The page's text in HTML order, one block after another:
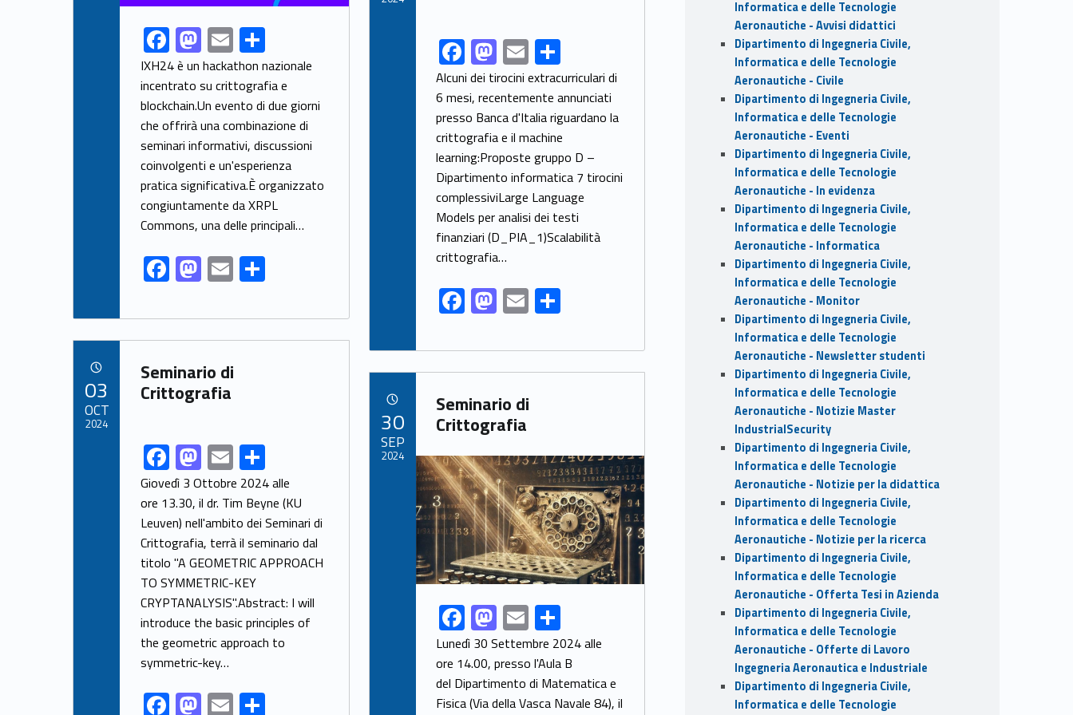
Link identifier share facebook archive #share-link-archive-64733F
ac
e
b
o
o
k
M
as
to
d
o
n
E
m
ai
l
S
h
ar
e
IXH24 è un hackathon nazionale
incentrato su crittografia e
blockchain.Un evento di due giorni
che offrirà una combinazione di
seminari informativi, discussioni
coinvolgenti e un'esperienza
pratica significativa.È organizzato
congiuntamente da XRPL
Commons, una delle principali…
F
ac
e
b
o
o
M
as
to
d
o
n
E
m
ai
l
S
ar
e
Link identifier share facebook archive #share-link-archive-7076 F
ac
e
b
o
o
k
M
as
to
d
o
n
E
m
ai
l
h
ar
e
Alcuni dei tirocini extracurriculari di
6 mesi, recentemente annunciati
presso Banca d'Italia riguardano la
crittografia e il machine
learning:Proposte gruppo D –
Dipartimento informatica 7 tirocini
complessiviLarge Language
Models per analisi dei testi
finanziari (D_PIA_1)Scalabilità
crittografia…
F
ac
e
b
o
o
k
M
as
to
d
o
n
E
m
ai
l
ar
e
Link identifier archive #link-archive-33186
Seminario di
Crittografia
Link identifier share facebook archive #share-link-archive-55526F
ac
e
b
o
o
k
M
as
to
d
o
n
E
m
ai
l
S
h
ar
e
Giovedì 3 Ottobre 2024 alle
ore 13.30, il dr. Tim Beyne (KU
Leuven) nell'ambito dei Seminari di
Crittografia, terrà il seminario dal
titolo "A GEOMETRIC APPROACH
TO SYMMETRIC-KEY
CRYPTANALYSIS".Abstract: I will
introduce the basic principles of
the geometric approach to
symmetric-key…
F M E S
03
OCT
2024
Link identifier archive #link-archive-76548
Seminario di
Crittografia
Link identifier archive #link-archive-thumb-soap-80325
Link identifier share facebook archive #share-link-archive-28621F
ac
e
b
M
as
to
d
E
m
ai
l
h
ar
e
Lunedì 30 Settembre 2024 alle
ore 14.00, presso l'Aula B
del Dipartimento di Matematica e
Fisica (Via della Vasca Navale 84), il
30
SEP
2024
Informatica e delle Tecnologie
Aeronautiche - Avvisi didattici
Dipartimento di Ingegneria Civile,
Informatica e delle Tecnologie
Aeronautiche - Civile
Dipartimento di Ingegneria Civile,
Informatica e delle Tecnologie
Aeronautiche - Eventi
Dipartimento di Ingegneria Civile,
Informatica e delle Tecnologie
Aeronautiche - In evidenza
Dipartimento di Ingegneria Civile,
Informatica e delle Tecnologie
Aeronautiche - Informatica
Dipartimento di Ingegneria Civile,
Informatica e delle Tecnologie
Aeronautiche - Monitor
Dipartimento di Ingegneria Civile,
Informatica e delle Tecnologie
Aeronautiche - Newsletter studenti
Dipartimento di Ingegneria Civile,
Informatica e delle Tecnologie
Aeronautiche - Notizie Master
IndustrialSecurity
Dipartimento di Ingegneria Civile,
Informatica e delle Tecnologie
Aeronautiche - Notizie per la didattica
Dipartimento di Ingegneria Civile,
Informatica e delle Tecnologie
Aeronautiche - Notizie per la ricerca
Dipartimento di Ingegneria Civile,
Informatica e delle Tecnologie
Aeronautiche - Offerta Tesi in Azienda
Dipartimento di Ingegneria Civile,
Informatica e delle Tecnologie
Aeronautiche - Offerte di Lavoro
Ingegneria Aeronautica e Industriale
Dipartimento di Ingegneria Civile,
Informatica e delle Tecnologie